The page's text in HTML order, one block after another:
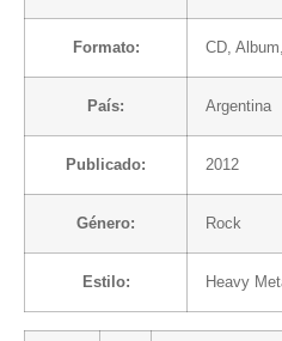
Formato: CD,
País: Argentina
Publicado: 2012
Género: Rock
Estilo: Heavy